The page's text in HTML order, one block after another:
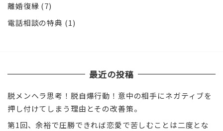
離婚復縁 (7)
電話相談の特典 (1)
最近の投稿
脱メンヘラ思考！脱自爆行動！意中の相手にネガティブを
押し付けてしまう理由とその改善策。
第1回、余裕で圧勝できれば恋愛で苦しむことは二度とな